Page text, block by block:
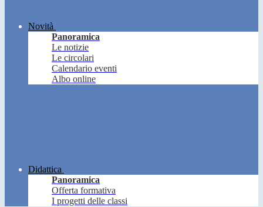
Novità
Panoramica
Le notizie
Le circolari
Calendario eventi
Albo online
Didattica
Panoramica
Offerta formativa
I progetti delle classi